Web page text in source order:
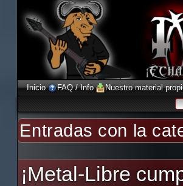
Inicio FAQ / Info Nuestro material
Entradas con la
¡Metal-Libre